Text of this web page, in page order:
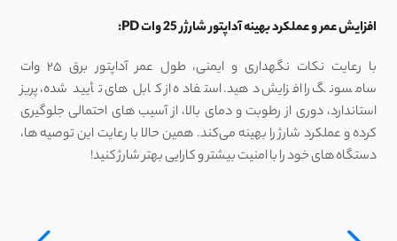
افزایش عمر و عملکرد بهینه آداپتور شارژر 25 وات PD:
با رعایت نکات نگهداری و ایمنی، طول عمر آداپتور برق ۲۵ وات
سامسونگ را افزایش دهید. استفاده از کابل‌ های تأیید ‌شده، پریز
استاندارد، دوری از رطوبت و دمای بالا، از آسیب‌ های احتمالی جلوگیری
کرده و عملکرد شارژ را بهینه می‌کند. همین حالا با رعایت این توصیه ‌ها،
دستگاه‌ های خود را با امنیت بیشتر و کارایی بهتر شارژ کنید!